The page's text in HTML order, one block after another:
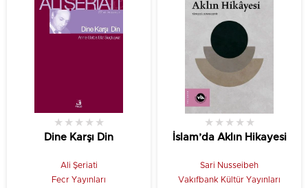
Dine Karşı Din
★ ★ ★ ★ ★
Ali Şeriati
Fecr Yayınları
İslam’da Aklın Hikayesi
★ ★ ★ ★ ★
Sari Nusseibeh
Vakıfbank Kültür Yayınları